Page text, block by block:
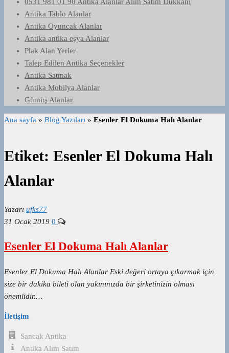
Antika Tablo Alanlar
Antika Oyuncak Alanlar
Antika antika eşya Alanlar
Plak Alan Yerler
Talep Edilen Antika Seçenekler
Antika Satmak
Antika Mobilya Alanlar
Gümüş Alanlar
Ana sayfa » Blog Yazıları » Esenler El Dokuma Halı Alanlar
Etiket: Esenler El Dokuma Halı
Alanlar
Yazarı ufks77
31 Ocak 2019 0
Esenler El Dokuma Halı Alanlar
Esenler El Dokuma Halı Alanlar Eski değeri ortaya çıkarmak için
size bir dakika bileti olan yakınınızda bir şirketinizin olması
önemlidir.…
İletişim
Sancak Antika
Antika Alım Satım